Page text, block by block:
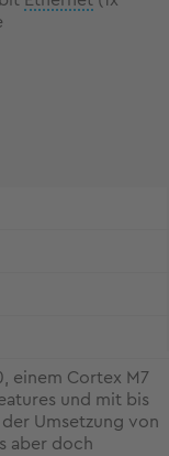
einem Cortex M7
und mit bis
Umsetzung von
aber doch